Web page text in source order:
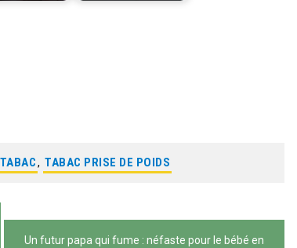
, TABAC PRISE DE POIDS
Un futur papa qui fume : néfaste pour le bébé en